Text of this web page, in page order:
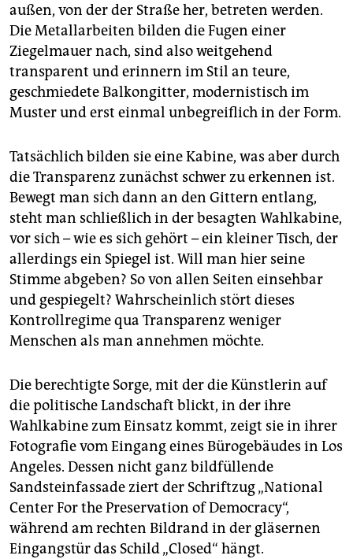
außen, von der der Straße her, betreten werden.
Die Metallarbeiten bilden die Fugen einer
Ziegelmauer nach, sind also weitgehend
transparent und erinnern im Stil an teure,
geschmiedete Balkongitter, modernistisch im
Muster und erst einmal unbegreiflich in der Form.
Tatsächlich bilden sie eine Kabine, was aber durch
die Transparenz zunächst schwer zu erkennen ist.
Bewegt man sich dann an den Gittern entlang,
steht man schließlich in der besagten Wahlkabine,
vor sich – wie es sich gehört – ein kleiner Tisch, der
allerdings ein Spiegel ist. Will man hier seine
Stimme abgeben? So von allen Seiten einsehbar
und gespiegelt? Wahrscheinlich stört dieses
Kontrollregime qua Transparenz weniger
Menschen als man annehmen möchte.
Die berechtigte Sorge, mit der die Künstlerin auf
die politische Landschaft blickt, in der ihre
Wahlkabine zum Einsatz kommt, zeigt sie in ihrer
Fotografie vom Eingang eines Bürogebäudes in Los
Angeles. Dessen nicht ganz bildfüllende
Sandsteinfassade ziert der Schriftzug „National
Center For the Preservation of Democracy“,
während am rechten Bildrand in der gläsernen
Eingangstür das Schild „Closed“ hängt.